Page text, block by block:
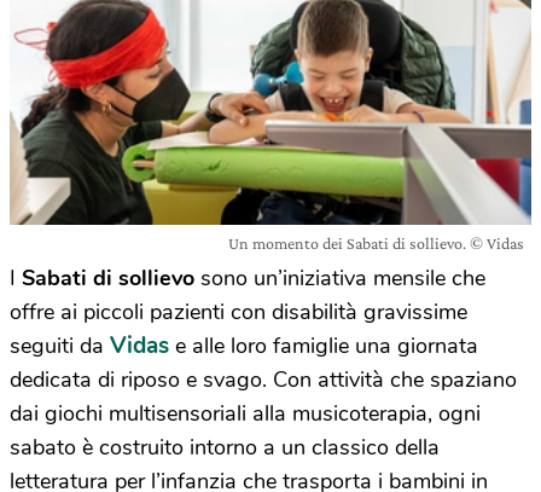
Un momento dei Sabati di sollievo. © Vidas
I Sabati di sollievo sono un’iniziativa mensile che
offre ai piccoli pazienti con disabilità gravissime
seguiti da Vidas e alle loro famiglie una giornata
dedicata di riposo e svago. Con attività che spaziano
dai giochi multisensoriali alla musicoterapia, ogni
sabato è costruito intorno a un classico della
letteratura per l’infanzia che trasporta i bambini in